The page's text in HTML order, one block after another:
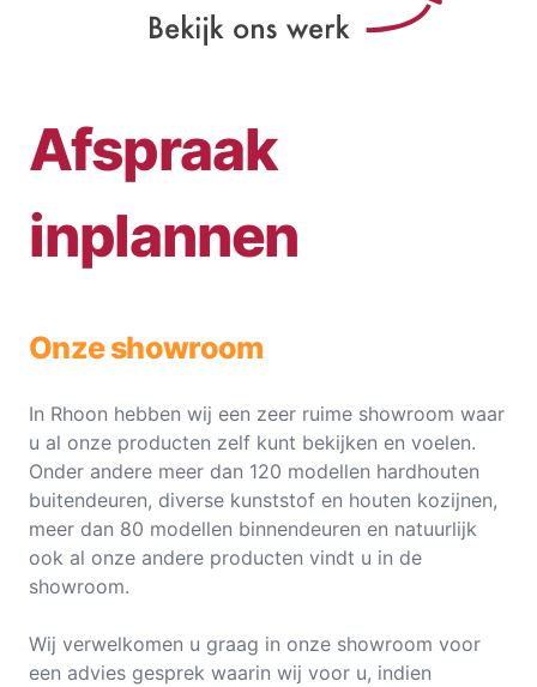
Afspraak
inplannen
Onze showroom
In Rhoon hebben wij een zeer ruime showroom waar
u al onze producten zelf kunt bekijken en voelen.
Onder andere meer dan 120 modellen hardhouten
buitendeuren, diverse kunststof en houten kozijnen,
meer dan 80 modellen binnendeuren en natuurlijk
ook al onze andere producten vindt u in de
showroom.
Wij verwelkomen u graag in onze showroom voor
een advies gesprek waarin wij voor u, indien